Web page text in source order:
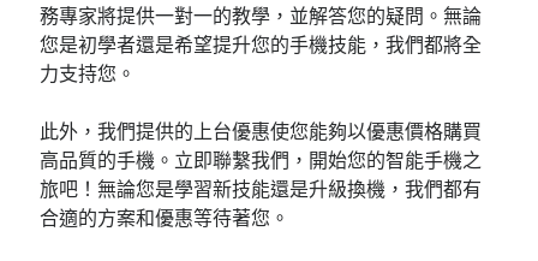
務專家將提供一對一的教學，並解答您的疑問。無論
您是初學者還是希望提升您的手機技能，我們都將全
力支持您。
此外，我們提供的上台優惠使您能夠以優惠價格購買
高品質的手機。立即聯繫我們，開始您的智能手機之
旅吧！無論您是學習新技能還是升級換機，我們都有
合適的方案和優惠等待著您。